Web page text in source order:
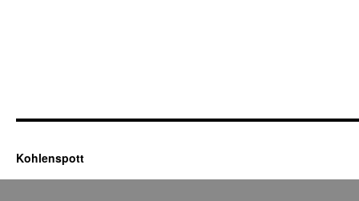
Kohlenspott